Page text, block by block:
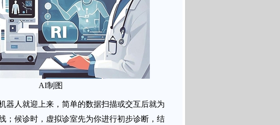
AI制图
器人就迎上来，简单的数据扫描或交互后就为
；候诊时，虚拟诊室先为你进行初步诊断，结